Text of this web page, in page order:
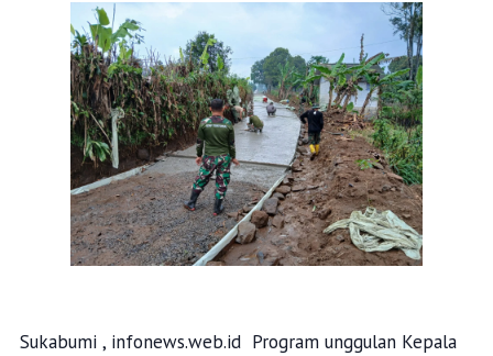
Sukabumi , infonews.web.id Program unggulan Kepala